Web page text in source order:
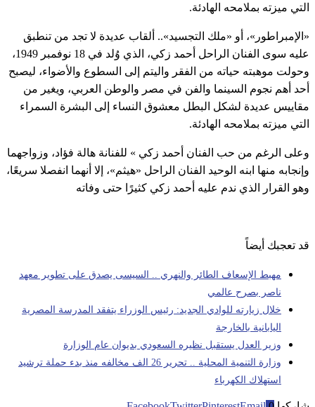
التي ميزته بملامحه الهادئة.
«الإمبراطور»، أو «ملك التجسيد».. ألقاب عديدة لا تجد من تنطبق
عليه سوى الفنان الراحل أحمد زكي، الذي وُلد في 18 نوفمبر 1949،
وحولت موهبته حياته من الفقر واليتم إلى السطوع والأضواء، ليصبح
أحد أهم نجوم السينما والفن في مصر والوطن العربي، ويغير من
مقاييس عديدة لشكل البطل معشوق النساء إلى البشرة السمراء
التي ميزته بملامحه الهادئة.
وعلى الرغم من حب الفنان أحمد زكي » للفنانة هالة فؤاد، وزواجهما
وإنجابه منها ابنه الوحيد الفنان الراحل «هيثم»، إلا أنهما انفصلا سريعًا،
وهو القرار الذي ندم عليه أحمد زكي كثيرًا حتى وفاته
قد تعجبك أيضاً
مهبط الإسعاف الطائر والنهري .. السيسى يصدق على تطوير معهد
ناصر بصرح عالمي
خلال زيارته للوادي الجديد: رئيس الوزراء يتفقد المدرسة المصرية
اليابانية بالخارجة
وزير العدل يستقبل نظيره السعودي بديوان عام الوزارة
وزارة التنمية المحلية .. تحرير 26 الف مخالفه منذ بدء حملة ترشيد
استهلاك الكهرباء